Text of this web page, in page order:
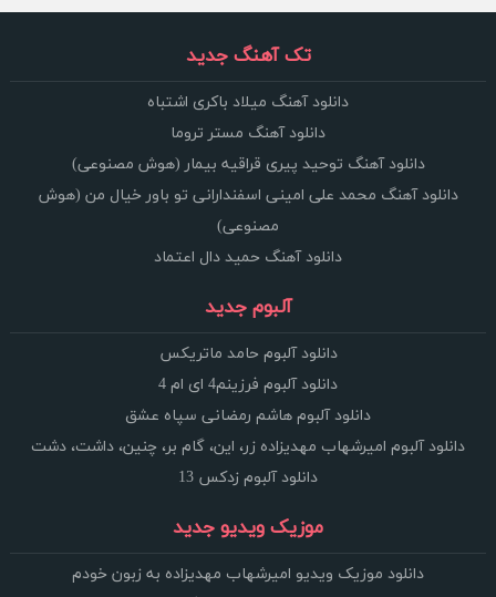
تک آهنگ جدید
دانلود آهنگ میلاد باکری اشتباه
دانلود آهنگ مستر تروما
دانلود آهنگ توحید پیری قراقیه بیمار (هوش مصنوعی)
دانلود آهنگ محمد علی امینی اسفندارانی تو باور خیال من (هوش
مصنوعی)
دانلود آهنگ حمید دال اعتماد
آلبوم جدید
دانلود آلبوم حامد ماتریکس
دانلود آلبوم فرزینم4 ای ام 4
دانلود آلبوم هاشم رمضانی سپاه عشق
دانلود آلبوم امیرشهاب مهدیزاده زر، این، گام بر، چنین، داشت، دشت
دانلود آلبوم زدکس 13
موزیک ویدیو جدید
دانلود موزیک ویدیو امیرشهاب مهدیزاده به زبون خودم